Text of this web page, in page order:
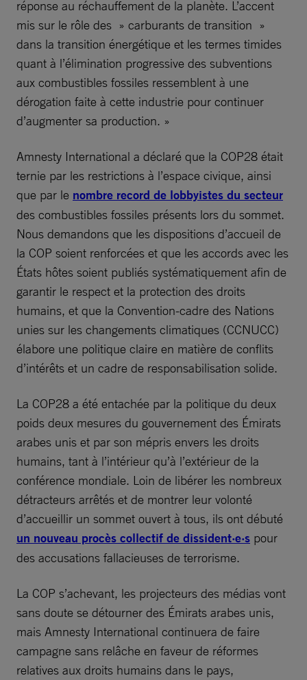
réponse au réchauffement de la planète. L’accent
mis sur le rôle des » carburants de transition »
dans la transition énergétique et les termes timides
quant à l’élimination progressive des subventions
aux combustibles fossiles ressemblent à une
dérogation faite à cette industrie pour continuer
d’augmenter sa production. »
Amnesty International a déclaré que la COP28 était
ternie par les restrictions à l’espace civique, ainsi
que par le nombre record de lobbyistes du secteur
des combustibles fossiles présents lors du sommet.
Nous demandons que les dispositions d’accueil de
la COP soient renforcées et que les accords avec les
États hôtes soient publiés systématiquement afin de
garantir le respect et la protection des droits
humains, et que la Convention-cadre des Nations
unies sur les changements climatiques (CCNUCC)
élabore une politique claire en matière de conflits
d’intérêts et un cadre de responsabilisation solide.
La COP28 a été entachée par la politique du deux
poids deux mesures du gouvernement des Émirats
arabes unis et par son mépris envers les droits
humains, tant à l’intérieur qu’à l’extérieur de la
conférence mondiale. Loin de libérer les nombreux
détracteurs arrêtés et de montrer leur volonté
d’accueillir un sommet ouvert à tous, ils ont débuté
un nouveau procès collectif de dissident·e·s pour
des accusations fallacieuses de terrorisme.
La COP s’achevant, les projecteurs des médias vont
sans doute se détourner des Émirats arabes unis,
mais Amnesty International continuera de faire
campagne sans relâche en faveur de réformes
relatives aux droits humains dans le pays,